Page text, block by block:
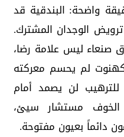
واضحة: البندقية قد
الوجدان المشترك.
صنعاء ليس علامة رضا،
لم يحسم معركته
للترهيب لن يصمد أمام
الخوف مستشار سيئ،
دائماً بعيون مفتوحة.